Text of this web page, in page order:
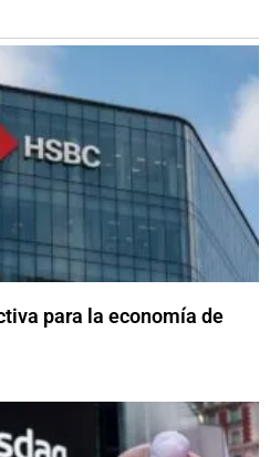
para la economía de